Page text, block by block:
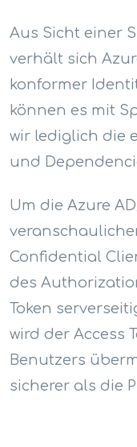
Aus Sicht einer
verhält sich
konformer
können es mit
wir lediglich die
und
Um die Azure
Confidential
des
Token
wird der Access
Benutzers
sicherer als die